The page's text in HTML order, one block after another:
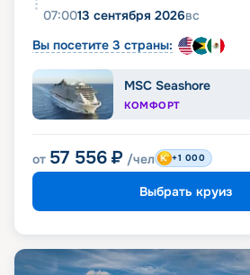
07:0013 сентября 2026вс
Вы посетите 3 страны:
MSC Seashore
КОМФОРТ
от 57 556 ₽ /чел +1 000
Выбрать круиз